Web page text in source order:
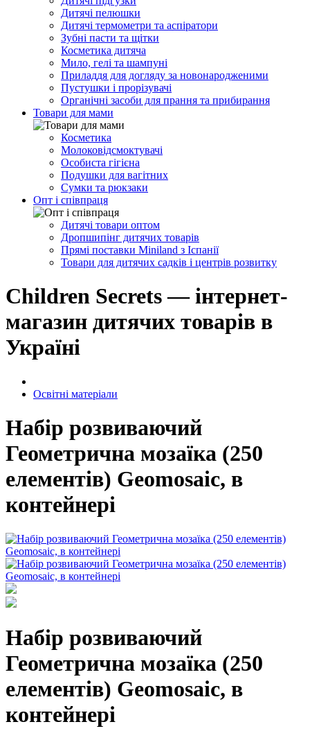
Дитячі пелюшки
Дитячі термометри та аспіратори
Зубні пасти та щітки
Косметика дитяча
Мило, гелі та шампуні
Приладдя для догляду за новонародженими
Пустушки і прорізувачі
Органічні засоби для прання та прибирання
Товари для мами
Косметика
Молоковідсмоктувачі
Особиста гігієна
Подушки для вагітних
Сумки та рюкзаки
Опт і співпраця
Дитячі товари оптом
Дропшипінг дитячих товарів
Прямі поставки Miniland з Іспанії
Товари для дитячих садків і центрів розвитку
Children Secrets — інтернет-
магазин дитячих товарів в
Україні
Освітні матеріали
Набір розвиваючий
Геометрична мозаїка (250
елементів) Geomosaic, в
контейнері
Набір розвиваючий
Геометрична мозаїка (250
елементів) Geomosaic, в
контейнері